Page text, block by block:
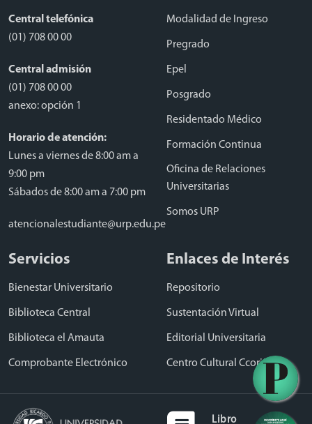
Central telefónica
(01) 708 00 00
Central admisión
(01) 708 00 00
anexo: opción 1
Horario de atención:
Lunes a viernes de 8:00 am a
9:00 pm
Sábados de 8:00 am a 7:00 pm
atencionalestudiante@urp.edu.pe
Modalidad de Ingreso
Pregrado
Epel
Posgrado
Residentado Médico
Formación Continua
Oficina de Relaciones
Universitarias
Somos URP
Servicios
Bienestar Universitario
Biblioteca Central
Biblioteca el Amauta
Comprobante Electrónico
Enlaces de Interés
Repositorio
Sustentación Virtual
Editorial Universitaria
Centro Cultural Ccori Wasi
Libro